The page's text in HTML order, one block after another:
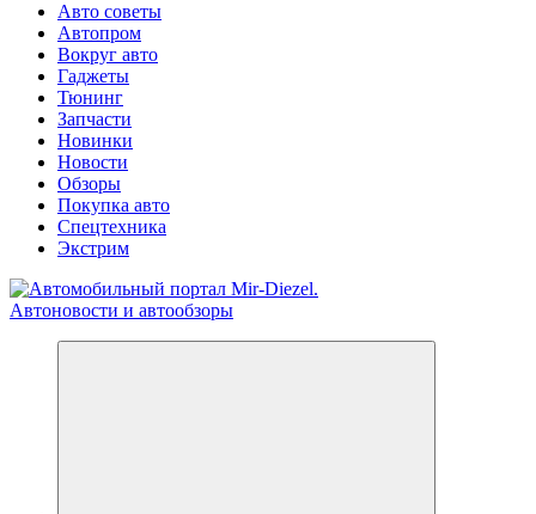
Авто советы
Автопром
Вокруг авто
Гаджеты
Тюнинг
Запчасти
Новинки
Новости
Обзоры
Покупка авто
Спецтехника
Экстрим
Справочник автомобилиста. Обзор новинок популярных